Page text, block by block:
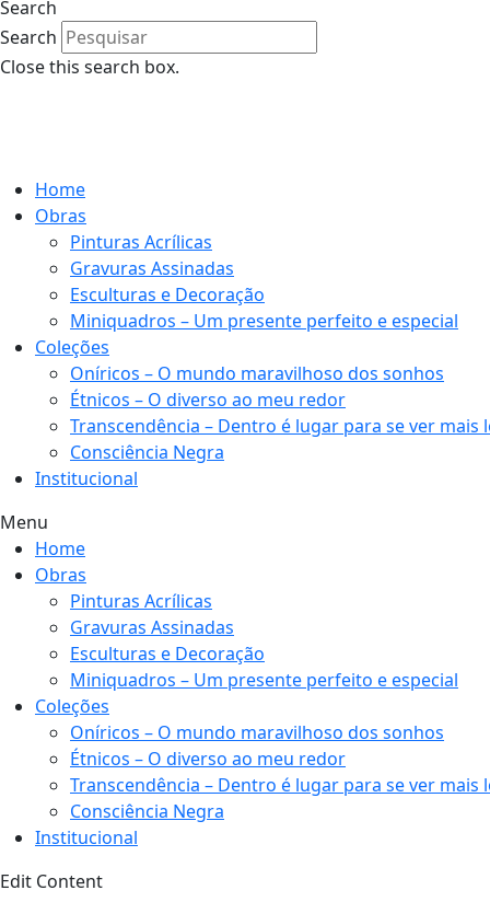
Search
Search
Close this search box.
Home
Obras
Pinturas Acrílicas
Gravuras Assinadas
Esculturas e Decoração
Miniquadros – Um presente perfeito e especial
Coleções
Oníricos – O mundo maravilhoso dos sonhos
Étnicos – O diverso ao meu redor
Transcendência – Dentro é lugar para se ver mais
Consciência Negra
Institucional
Menu
Home
Obras
Pinturas Acrílicas
Gravuras Assinadas
Esculturas e Decoração
Miniquadros – Um presente perfeito e especial
Coleções
Oníricos – O mundo maravilhoso dos sonhos
Étnicos – O diverso ao meu redor
Transcendência – Dentro é lugar para se ver mais
Consciência Negra
Institucional
Edit Content